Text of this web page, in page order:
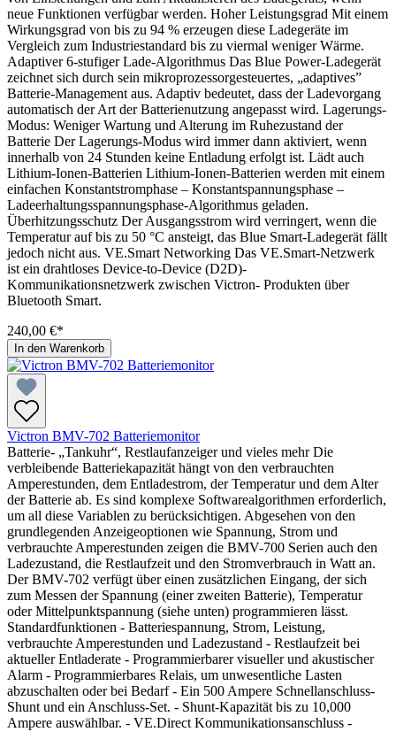
neue Funktionen verfügbar werden. Hoher Leistungsgrad Mit einem
Wirkungsgrad von bis zu 94 % erzeugen diese Ladegeräte im
Vergleich zum Industriestandard bis zu viermal weniger Wärme.
Adaptiver 6-stufiger Lade-Algorithmus Das Blue Power-Ladegerät
zeichnet sich durch sein mikroprozessorgesteuertes, „adaptives”
Batterie-Management aus. Adaptiv bedeutet, dass der Ladevorgang
automatisch der Art der Batterienutzung angepasst wird. Lagerungs-
Modus: Weniger Wartung und Alterung im Ruhezustand der
Batterie Der Lagerungs-Modus wird immer dann aktiviert, wenn
innerhalb von 24 Stunden keine Entladung erfolgt ist. Lädt auch
Lithium-Ionen-Batterien Lithium-Ionen-Batterien werden mit einem
einfachen Konstantstromphase – Konstantspannungsphase –
Ladeerhaltungsspannungsphase-Algorithmus geladen.
Überhitzungsschutz Der Ausgangsstrom wird verringert, wenn die
Temperatur auf bis zu 50 °C ansteigt, das Blue Smart-Ladegerät fällt
jedoch nicht aus. VE.Smart Networking Das VE.Smart-Netzwerk
ist ein drahtloses Device-to-Device (D2D)-
Kommunikationsnetzwerk zwischen Victron- Produkten über
Bluetooth Smart.
240,00 €*
In den Warenkorb
Victron BMV-702 Batteriemonitor
Batterie- „Tankuhr“, Restlaufanzeiger und vieles mehr Die
verbleibende Batteriekapazität hängt von den verbrauchten
Amperestunden, dem Entladestrom, der Temperatur und dem Alter
der Batterie ab. Es sind komplexe Softwarealgorithmen erforderlich,
um all diese Variablen zu berücksichtigen. Abgesehen von den
grundlegenden Anzeigeoptionen wie Spannung, Strom und
verbrauchte Amperestunden zeigen die BMV-700 Serien auch den
Ladezustand, die Restlaufzeit und den Stromverbrauch in Watt an.
Der BMV-702 verfügt über einen zusätzlichen Eingang, der sich
zum Messen der Spannung (einer zweiten Batterie), Temperatur
oder Mittelpunktspannung (siehe unten) programmieren lässt.
Standardfunktionen - Batteriespannung, Strom, Leistung,
verbrauchte Amperestunden und Ladezustand - Restlaufzeit bei
aktueller Entladerate - Programmierbarer visueller und akustischer
Alarm - Programmierbares Relais, um unwesentliche Lasten
abzuschalten oder bei Bedarf - Ein 500 Ampere Schnellanschluss-
Shunt und ein Anschluss-Set. - Shunt-Kapazität bis zu 10,000
Ampere auswählbar. - VE.Direct Kommunikationsanschluss -